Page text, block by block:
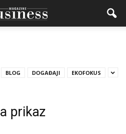
BLOG DOGAĐAJI EKOFOKUS
prikaz